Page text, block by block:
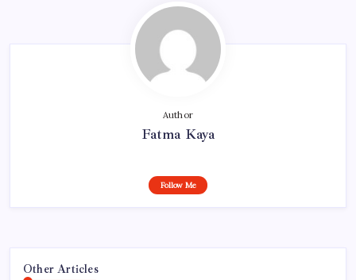
Author
Fatma Kaya
Follow Me
Other Articles